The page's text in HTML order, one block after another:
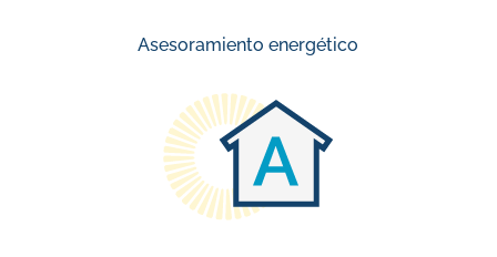
Asesoramiento energético